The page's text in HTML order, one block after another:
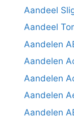
Aandeel
Aandeel
Aandelen
Aandelen
Aandelen
Aandelen
Aandelen